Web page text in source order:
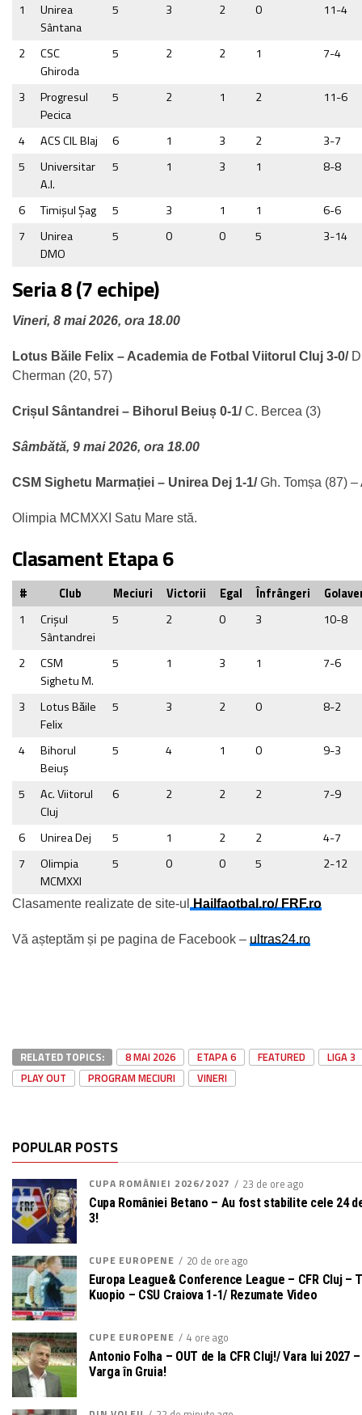
1
Unirea
Sântana
5 3 2 0 11-4
2
CSC
Ghiroda
5 2 2 1 7-4
3
Progresul
Pecica
5 2 1 2 11-6
4 ACS CIL Blaj 6 1 3 2
3-7
5
Universitar
A.I.
5 1 3 1 8-8
6 Timişul Şag 5 3 1 1
6-6
7
Unirea
DMO
5 0 0 5 3-14
Seria 8 (7 echipe)
Vineri, 8 mai 2026, ora 18.00
Lotus Băile Felix – Academia de Fotbal Viitorul Cluj 3-0/
Cherman (20, 57)
Crișul Sântandrei – Bihorul Beiuș 0-1/C. Bercea (3)
Sâmbătă, 9 mai 2026, ora 18.00
CSM Sighetu Marmației – Unirea Dej 1-1/Gh. Tomșa (87)
Olimpia MCMXXI Satu Mare stă.
Clasament Etapa 6
# Club Meciuri Victorii Egal Înfrângeri
1
Crişul
Sântandrei
5 2 0 3 10-8
2
CSM
Sighetu M.
5 1 3 1 7-6
3
Lotus Băile
Felix
5 3 2 0 8-2
4
Bihorul
Beiuş
5 4 1 0 9-3
5
Ac. Viitorul
Cluj
6 2 2 2 7-9
6 Unirea Dej 5 1 2 2
4-7
7
Olimpia
MCMXXI
5 0 0 5 2-12
Clasamente realizate de site-ul Hailfaotbal.ro/ FRF.ro
Vă așteptăm și pe pagina de Facebook – ultras24.ro
RELATED TOPICS: 8 MAI 2026 ETAPA 6 FEATURED
LIGA 3
PLAY OUT
PROGRAM MECIURI VINERI
POPULAR POSTS
CUPA ROMÂNIEI 2026/2027 23 de ore ago
Cupa României Betano – Au fost stabilite cele 24
3!
CUPE EUROPENE 20 de ore ago
Europa League& Conference League – CFR Cluj –
Kuopio – CSU Craiova 1-1/ Rezumate Video
CUPE EUROPENE 4 ore ago
Antonio Folha – OUT de la CFR Cluj!/ Vara lui 2027
Varga în Gruia!